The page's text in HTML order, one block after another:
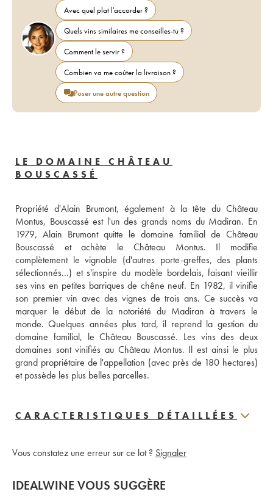
Avec quel plat l'accorder ?
Quels vins similaires me conseilles-tu ?
Comment le servir ?
Combien va me coûter la livraison ?
Poser une autre question
LE DOMAINE CHÂTEAU
BOUSCASSÉ
Propriété d'Alain Brumont, également à la tête du Château
Montus, Bouscassé est l'un des grands noms du Madiran. En
1979, Alain Brumont quitte le domaine familial de Château
Bouscassé et achète le Château Montus. Il modifie
complètement le vignoble (d'autres porte-greffes, des plants
sélectionnés...) et s'inspire du modèle bordelais, faisant vieillir
ses vins en petites barriques de chêne neuf. En 1982, il vinifie
son premier vin avec des vignes de trois ans. Ce succès va
marquer le début de la notoriété du Madiran à travers le
monde. Quelques années plus tard, il reprend la gestion du
domaine familial, le Château Bouscassé. Les vins des deux
domaines sont vinifiés au Château Montus. Il est ainsi le plus
grand propriétaire de l'appellation (avec près de 180 hectares)
CARACTERISTIQUES DÉTAILLÉES
Vous constatez une erreur sur ce lot ? Signaler
IDEALWINE VOUS SUGGÈRE